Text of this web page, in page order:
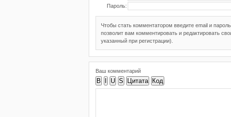
Пароль:
Чтобы стать комментатором введите email и
позволит вам комментировать и редактировать
указанный при регистрации).
Ваш комментарий
B U S Цитата Код